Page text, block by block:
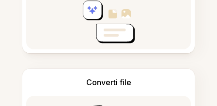
Converti file